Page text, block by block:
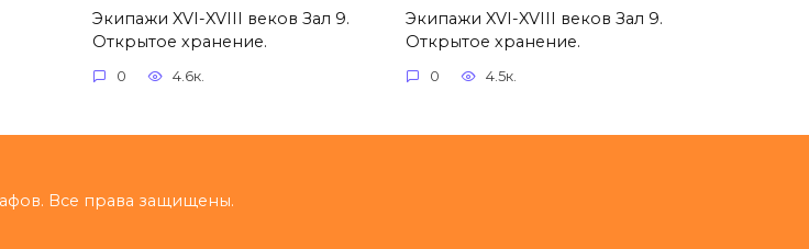
Экипажи XVI-XVIII веков Зал 9.
Открытое хранение.
0 4.6к.
Экипажи XVI-XVIII веков Зал 9.
Открытое хранение.
0 4.5к.
Все права защищены.